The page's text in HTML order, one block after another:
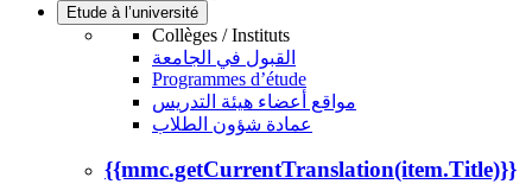
Etude à l’université
Collèges / Instituts
القبول في الجامعة
Programmes d’étude
مواقع أعضاء هيئة التدريس
عمادة شؤون الطلاب
{{mmc.getCurrentTranslation(item.Title)}}